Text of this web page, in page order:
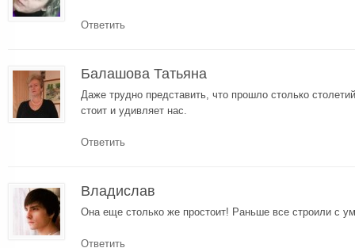
Ответить
Балашова Татьяна
Даже трудно представить, что прошло столько
стоит и удивляет нас.
Ответить
Владислав
Она еще столько же простоит! Раньше все строили с
Ответить